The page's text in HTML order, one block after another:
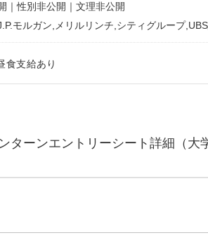
｜性別非公開｜文理非公開
モルガン,メリルリンチ,シティグループ
食支給あり
ターンエントリーシート詳細（大